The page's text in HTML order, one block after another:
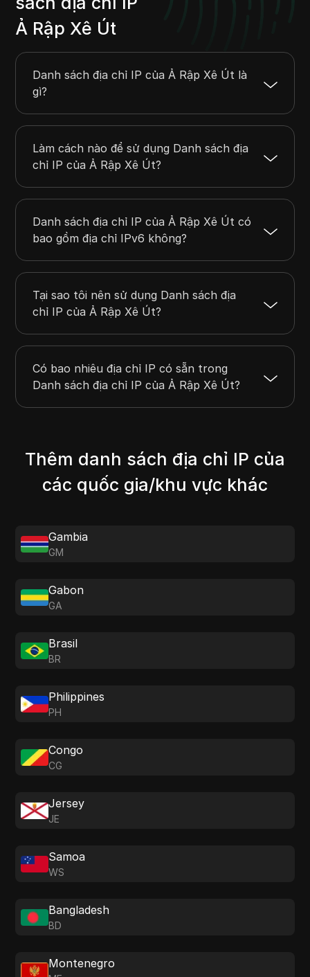
45.205.83.0
45.205.98.0
46.18.160.0
46.18.167.255 2048
Ả Rập Xê Út
Danh sách địa chỉ IP của Ả Rập Xê Út là
gì?
Làm cách nào để sử dụng Danh sách địa
chỉ IP của Ả Rập Xê Út?
Danh sách địa chỉ IP của Ả Rập Xê Út có
bao gồm địa chỉ IPv6 không?
Tại sao tôi nên sử dụng Danh sách địa
chỉ IP của Ả Rập Xê Út?
Có bao nhiêu địa chỉ IP có sẵn trong
Danh sách địa chỉ IP của Ả Rập Xê Út?
Thêm danh sách địa chỉ IP của
các quốc gia/khu vực khác
Gambia
GM
Gabon
GA
Brasil
BR
Philippines
PH
Congo
CG
Jersey
JE
Samoa
WS
Bangladesh
BD
Montenegro